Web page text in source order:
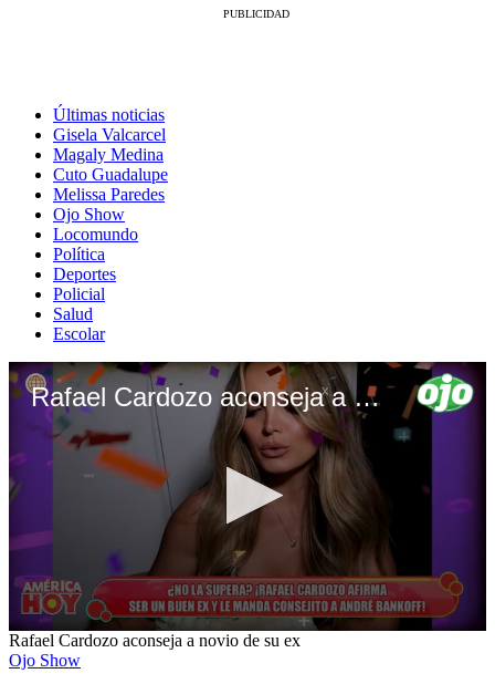
Últimas noticias
Gisela Valcarcel
Magaly Medina
Cuto Guadalupe
Melissa Paredes
Ojo Show
Locomundo
Política
Deportes
Policial
Salud
Escolar
Rafael Cardozo aconseja a novio de su ex
0
seconds
of
Rafael Cardozo aconseja a novio de su ex
Ojo Show